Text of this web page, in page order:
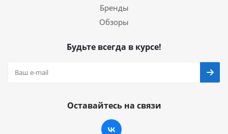
Бренды
Обзоры
Будьте всегда в курсе!
Оставайтесь на связи